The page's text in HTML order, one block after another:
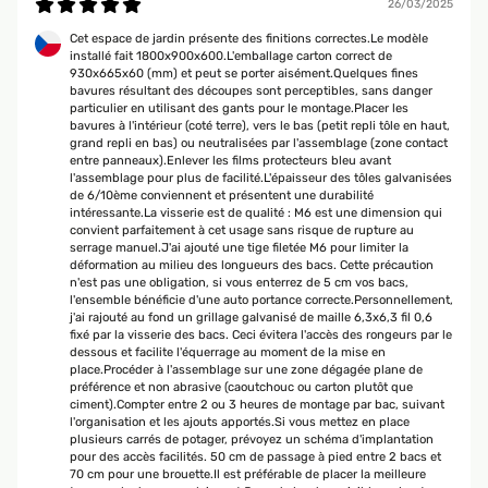
überprüft
19/03/2025
Sehr einfache Montage und alle Bohrungen sind passend.Keine Bleche
verbogen und alle Schrauben Muttern und Unterlegscheiben sind
vorhanden. Zu guter letzt: Schönes Hochbeet und das Preis-
Leistungsverhältnis stimmt auch. Über die Haltbarkeit lässt sich
allerdings noch nichts sagen.
Amazon Benutzer – Bewertung durch Chal-Tec GmbH nicht eigenständig
überprüft
24/11/2024
Wir haben dieses Hochbett gekauft, weil uns die Holzhochbeete immer
auseinander fielen. Der Aufbau erklärt sich auch für Nichthandwerker wie
uns im Prinzip von selbst. Man muss ein wenig aufpassen wegen der
teils scharfen Kanten. Die Teile lassen sich alle gut miteinander
verbinden Schrauben, Unterlegscheiben und Muttern sind entsprechend
dabei.Es ist auf jeden Fall praktischer, wenn man das Hochbeet zu zweit
aufbaut, dann kann einer halten und einer schrauben.Die Haltbarkeit
kann ich noch nicht beurteilen, das Hochbeet macht aber einen stabilen
Eindruck. Kleiner Tipp: Kaninchendraht unten am Boden auslegen, damit
die Wühlmäuse den Weg nicht ins Hochbeet finden.Einen Punkt Abzug
26/03/2025
Cet espace de jardin présente des finitions correctes.Le modèle
installé fait 1800x900x600.L'emballage carton correct de
930x665x60 (mm) et peut se porter aisément.Quelques fines
bavures résultant des découpes sont perceptibles, sans danger
particulier en utilisant des gants pour le montage.Placer les
bavures à l'intérieur (coté terre), vers le bas (petit repli tôle en haut,
grand repli en bas) ou neutralisées par l'assemblage (zone contact
entre panneaux).Enlever les films protecteurs bleu avant
l'assemblage pour plus de facilité.L'épaisseur des tôles galvanisées
de 6/10ème conviennent et présentent une durabilité
intéressante.La visserie est de qualité : M6 est une dimension qui
convient parfaitement à cet usage sans risque de rupture au
serrage manuel.J'ai ajouté une tige filetée M6 pour limiter la
déformation au milieu des longueurs des bacs. Cette précaution
n'est pas une obligation, si vous enterrez de 5 cm vos bacs,
l'ensemble bénéficie d'une auto portance correcte.Personnellement,
j'ai rajouté au fond un grillage galvanisé de maille 6,3x6,3 fil 0,6
fixé par la visserie des bacs. Ceci évitera l'accès des rongeurs par le
dessous et facilite l'équerrage au moment de la mise en
place.Procéder à l'assemblage sur une zone dégagée plane de
préférence et non abrasive (caoutchouc ou carton plutôt que
ciment).Compter entre 2 ou 3 heures de montage par bac, suivant
l'organisation et les ajouts apportés.Si vous mettez en place
plusieurs carrés de potager, prévoyez un schéma d'implantation
pour des accès facilités. 50 cm de passage à pied entre 2 bacs et
70 cm pour une brouette.Il est préférable de placer la meilleure